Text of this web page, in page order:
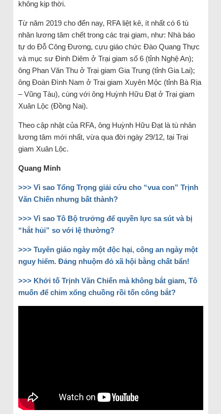
không kịp thời.
Từ năm 2019 cho đến nay, RFA liệt kê, ít nhất có 6 tù
nhân lương tâm chết trong các trại giam, như: Nhà báo
tự do Đỗ Công Đương, cựu giáo chức Đào Quang Thực
và mục sư Đinh Diêm ở Trại giam số 6 (tỉnh Nghệ An);
ông Phan Văn Thu ở Trại giam Gia Trung (tỉnh Gia Lai);
ông Đoàn Đình Nam ở Trại giam Xuyên Mộc (tỉnh Bà Rịa
– Vũng Tàu), cùng với ông Huỳnh Hữu Đạt ở Trại giam
Xuân Lộc (Đồng Nai).
Theo cập nhật của RFA, ông Huỳnh Hữu Đạt là tù nhân
lương tâm mới nhất, vừa qua đời ngày 29/12, tại Trại
giam Xuân Lộc.
Quang Minh
>>> Vì sao Tổng Trọng giải cứu cho “vua con” Trịnh
Văn Chiến nhưng bất thành?
>>> Vì sao Tô Bộ trưởng để quyền lực sa sút và bị
“hắt hủi” so với lệ thường?
>>> Tuyên giáo ngày một độc hại, công an ngày một
nguy hiểm. Đảng nhuộm đỏ xã hội bằng chất bẩn!
>>> Khởi tố Trịnh Văn Chiến mà không bắt giam, Tô
muốn để chim xổng chuồng rồi tốn công bắt?